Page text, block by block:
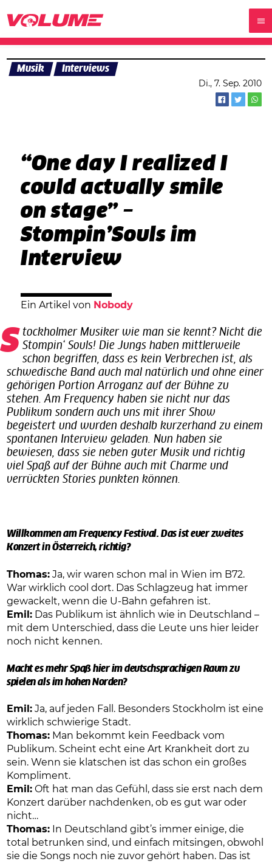
Musik Interviews
Di., 7. Sep. 2010
“One day I realized I
could actually smile
on stage” –
Stompin’Souls im
Interview
Ein Artikel von Nobody
Stockholmer Musiker wie man sie kennt? Nicht die Stompin‘ Souls! Die Jungs haben mittlerweile
schon begriffen, dass es kein Verbrechen ist, als
schwedische Band auch mal natürlich und ohne einer
gehörigen Portion Arroganz auf der Bühne zu
stehen. Am Frequency haben sie nicht nur das
Publikum sondern auch uns mit ihrer Show
begeistert und wurden deshalb kurzerhand zu einem
spontanen Interview geladen. Nun haben sie
bewiesen, dass sie neben guter Musik und richtig
viel Spaß auf der Bühne auch mit Charme und
verrückten Stories punkten können.
Willkommen am Frequency Festival.Das ist euer zweites
Konzert in Österreich, richtig?
Thomas: Ja, wir waren schon mal in Wien im B72.
War wirklich cool dort. Das Schlagzeug hat immer
gewackelt, wenn die U-Bahn gefahren ist.
Emil: Das Publikum ist ähnlich wie in Deutschland –
mit dem Unterschied, dass die Leute uns hier leider
noch nicht kennen.
Macht es mehr Spaß hier im deutschsprachigen Raum zu
spielen als im hohen Norden?
Emil: Ja, auf jeden Fall. Besonders Stockholm ist eine
wirklich schwierige Stadt.
Thomas: Man bekommt kein Feedback vom
Publikum. Scheint echt eine Art Krankheit dort zu
sein. Wenn sie klatschen ist das schon ein großes
Kompliment.
Emil: Oft hat man das Gefühl, dass sie erst nach dem
Konzert darüber nachdenken, ob es gut war oder
nicht…
Thomas: In Deutschland gibt’s immer einige, die
total betrunken sind, und einfach mitsingen, obwohl
sie die Songs noch nie zuvor gehört haben. Das ist